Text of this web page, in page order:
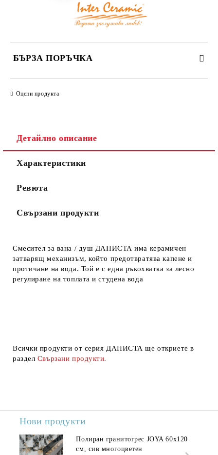
БЪРЗА ПОРЪЧКА
Ние ще се свържем с вас в рамките на работния ден.
Оцени продукта
Детайлно описание
Характеристики
Ревюта
Свързани продукти
Смесител за вана / душ ДАНИСТА има керамичен
затварящ механизъм, който предотвратява капене и
протичане на вода. Той е с една ръкохватка за лесно
регулиране на топлата и студена вода
Всички продукти от серия ДАНИСТА ще откриете в
раздел Свързани продукти.
Нови продукти
Полиран гранитогрес JOYA 60x120
см, сив многоцветен